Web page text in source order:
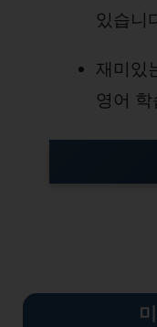
있습니
재미있
영어